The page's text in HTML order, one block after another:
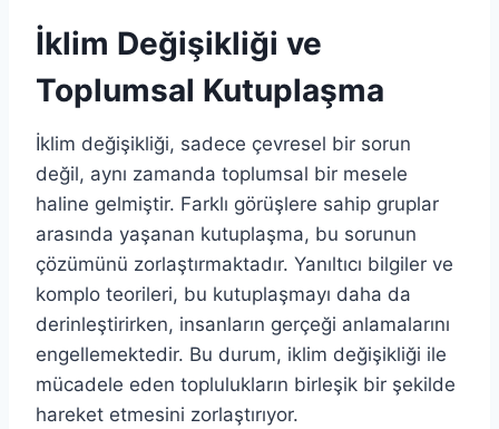
İklim Değişikliği ve
Toplumsal Kutuplaşma
İklim değişikliği, sadece çevresel bir sorun
değil, aynı zamanda toplumsal bir mesele
haline gelmiştir. Farklı görüşlere sahip gruplar
arasında yaşanan kutuplaşma, bu sorunun
çözümünü zorlaştırmaktadır. Yanıltıcı bilgiler ve
komplo teorileri, bu kutuplaşmayı daha da
derinleştirirken, insanların gerçeği anlamalarını
engellemektedir. Bu durum, iklim değişikliği ile
mücadele eden toplulukların birleşik bir şekilde
hareket etmesini zorlaştırıyor.